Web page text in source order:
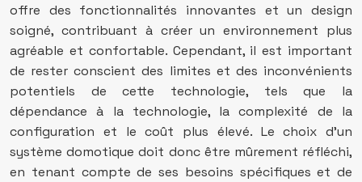
offre des fonctionnalités innovantes et un design
soigné, contribuant à créer un environnement plus
agréable et confortable. Cependant, il est important
de rester conscient des limites et des inconvénients
potentiels de cette technologie, tels que la
dépendance à la technologie, la complexité de la
configuration et le coût plus élevé. Le choix d’un
système domotique doit donc être mûrement réfléchi,
en tenant compte de ses besoins spécifiques et de